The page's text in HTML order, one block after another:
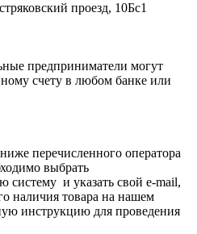
проезд, 10Бс1
предприниматели могут
счету в любом банке или
перечисленного оператора
выбрать
систему и указать свой e-mail,
наличия товара на нашем
инструкцию для проведения